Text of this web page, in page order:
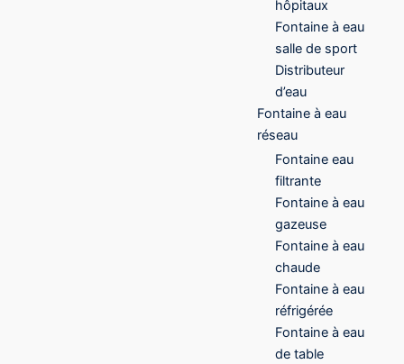
hôpitaux
Fontaine à eau
salle de sport
Distributeur
d’eau
Fontaine à eau
réseau
Fontaine eau
filtrante
Fontaine à eau
gazeuse
Fontaine à eau
chaude
Fontaine à eau
réfrigérée
Fontaine à eau
de table